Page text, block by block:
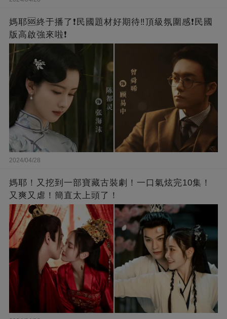
媽耶🆘終于播了❗️民國題材好期待‼️頂級氛圍感❗️民國
版高啟強來啦❗
2024/04/28
媽耶！又挖到一部寶藏古裝劇！一口氣炫完10集！
又爽又虐！簡直太上頭了！